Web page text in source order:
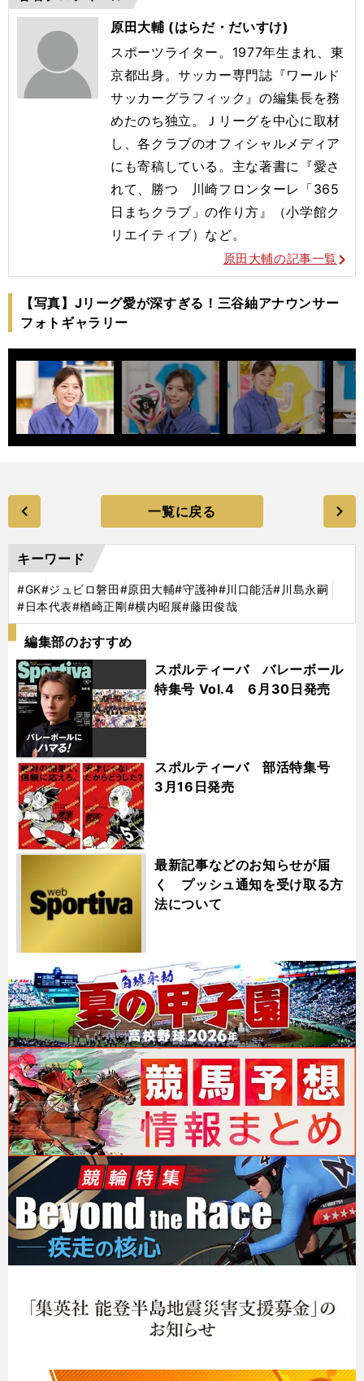
原田大輔 (はらだ・だいすけ)
スポーツライター。1977年生まれ、東
京都出身。サッカー専門誌『ワールド
サッカーグラフィック』の編集長を務
めたのち独立。Ｊリーグを中心に取材
し、各クラブのオフィシャルメディア
にも寄稿している。主な著書に『愛さ
れて、勝つ 川崎フロンターレ「365
日まちクラブ」の作り方』（小学館ク
リエイティブ）など。
原田大輔の記事一覧
【写真】Jリーグ愛が深すぎる！三谷紬アナウンサー
フォトギャラリー
一覧に戻る
キーワード
#GK#ジュビロ磐田#原田大輔#守護神#川口能活#川島永嗣
#日本代表#楢崎正剛#横内昭展#藤田俊哉
編集部のおすすめ
スポルティーバ バレーボール
特集号 Vol.4 6月30日発売
スポルティーバ 部活特集号
3月16日発売
最新記事などのお知らせが届
く プッシュ通知を受け取る方
法について